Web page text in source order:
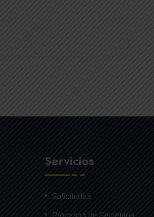
Servicios
Solicitudes